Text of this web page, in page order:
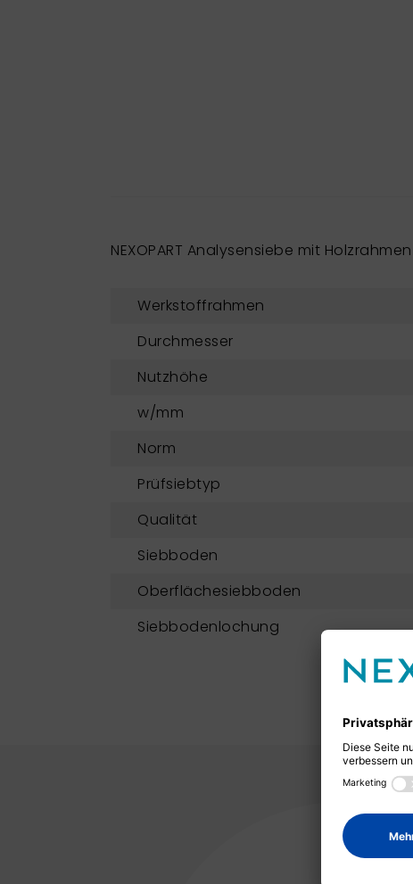
NEXOPART Analysensiebe mit Holzrahmen
Werkstoffrahmen
Durchmesser
Nutzhöhe
w/mm
Norm
Prüfsiebtyp
Qualität
Siebboden
Oberflächesiebboden
Siebbodenlochung